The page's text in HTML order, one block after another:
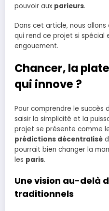
pouvoir aux parieurs.
Dans cet article, nous
qui rend ce projet si spécial
engouement.
Chancer, la
qui innove ?
Pour comprendre le succès
saisir la simplicité et la
projet se présente comme
prédictions décentralisé
pourrait bien changer la
les paris.
Une vision au-delà
traditionnels